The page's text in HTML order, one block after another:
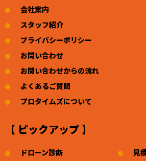
会社案内
スタッフ紹介
プライバシーポリシー
お問い合わせ
お問い合わせからの流れ
よくあるご質問
プロタイムズについて
【 ピックアップ 】
ドローン診断
見